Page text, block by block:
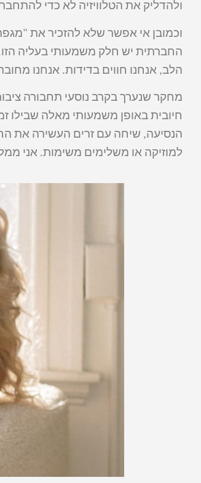
ולהדליק את הטלוויזיה לא כדי
וכמובן אי אפשר שלא להזכיר את
החברתית יש חלק משמעותי בעליה
הלב, אנחנו חווים בדידות. אנחנו
מחקר שנערך בקרב נוסעי תחבורה
חיובית באופן משמעותי מאלה
הנסיעה, שיחה עם זרים העשירה את
למוזיקה או משלימים משימות. אני